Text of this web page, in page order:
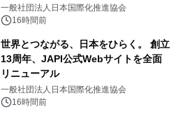
をリリース
一般社団法人日本国際化推進協会
16時間前
世界とつながる、日本をひらく。 創立
13周年、JAPI公式Webサイトを全面
リニューアル
一般社団法人日本国際化推進協会
16時間前